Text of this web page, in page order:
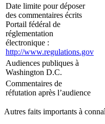
Date limite pour déposer
des commentaires écrits
Portail fédéral de
réglementation
électronique :
http://www.regulations.gov
Audiences publiques à
Washington D.C.
Commentaires de
réfutation après l’audience
Autres faits importants à